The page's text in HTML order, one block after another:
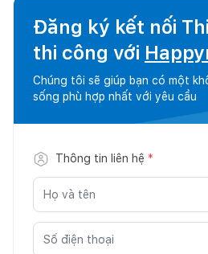
Đăng ký kết nối
thi công với
Chúng tôi sẽ giúp bạn có một
sống phù hợp nhất với yêu cầu
Thông tin liên hệ *